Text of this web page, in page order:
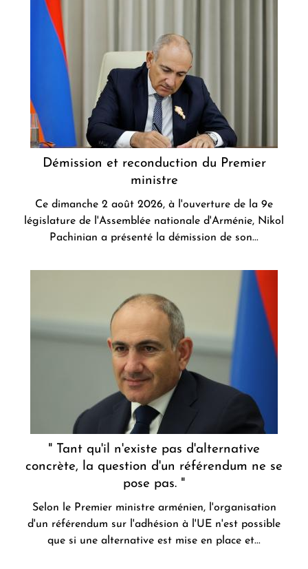
Démission et reconduction du Premier
ministre
Ce dimanche 2 août 2026, à l'ouverture de la 9e
législature de l'Assemblée nationale d'Arménie, Nikol
Pachinian a présenté la démission de son...
" Tant qu'il n'existe pas d'alternative
concrète, la question d'un référendum ne se
pose pas. "
Selon le Premier ministre arménien, l'organisation
d'un référendum sur l'adhésion à l'UE n'est possible
que si une alternative est mise en place et...